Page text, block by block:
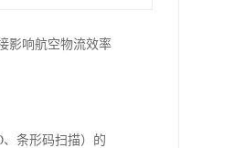
影响航空物流效率
条形码扫描）的